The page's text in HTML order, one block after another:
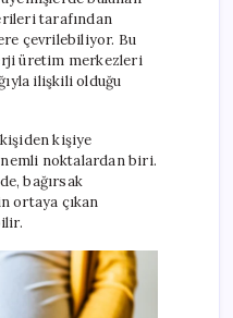
tarafından
çevrilebiliyor. Bu
üretim merkezleri
ilişkili olduğu
kişiye
noktalardan biri.
bağırsak
ortaya çıkan